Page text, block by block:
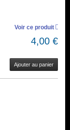
Voir ce produit
4,00 €
Ajouter au panier